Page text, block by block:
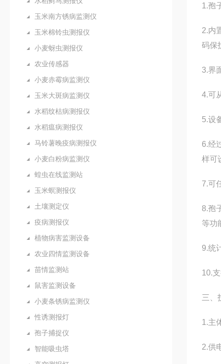
玉米南方锈病监测仪
玉米棉铃虫测报仪
小麦蚜虫测报仪
农业传感器
小麦赤霉病监测仪
玉米大斑病监测仪
水稻纹枯病测报仪
水稻瘟病测报仪
马铃薯晚疫病测报仪
小麦白粉病监测仪
蝗虫在线监测站
玉米螟测报仪
土壤测定仪
疫病测报仪
植物病害监测设备
农业四情监测设备
苗情监测站
鼠害监测设备
小麦条锈病监测仪
性诱测报灯
孢子捕捉仪
智能吸虫塔
1.孢
2.内
码保
3.界
4.可
5.设
6.经
样可
7.可
8.孢
等功
9.统
10.
三、
1.主
2.供